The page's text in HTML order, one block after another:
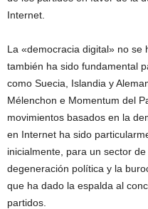
Internet.
La «democracia digital» no se
también ha sido fundamental
como Suecia, Islandia y
Mélenchon e Momentum del
movimientos basados en la
en Internet ha sido
inicialmente, para un sector
degeneración política y la
que ha dado la espalda al
partidos.